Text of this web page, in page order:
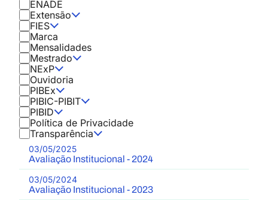
ENADE
Extensão
FIES
Marca
Mensalidades
Mestrado
NExP
Ouvidoria
PIBEx
PIBIC-PIBIT
PIBID
Política de Privacidade
Transparência
03/05/2025
Avaliação Institucional - 2024
03/05/2024
Avaliação Institucional - 2023